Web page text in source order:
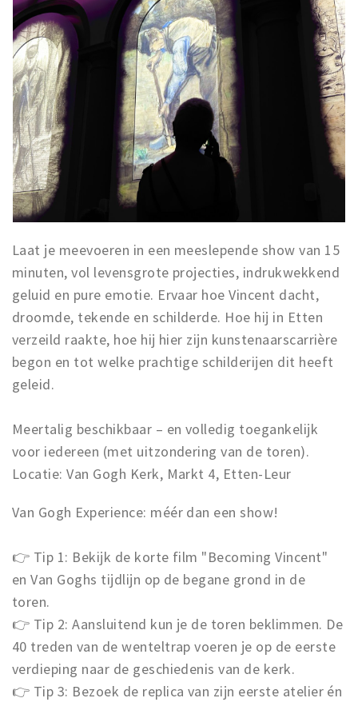
Recreatief
Winkels
Winkelgebieden
Deals
Parkeren
Inloggen
Laat je meevoeren in een meeslepende show van 15
minuten, vol levensgrote projecties, indrukwekkend
geluid en pure emotie. Ervaar hoe Vincent dacht,
droomde, tekende en schilderde. Hoe hij in Etten
verzeild raakte, hoe hij hier zijn kunstenaarscarrière
begon en tot welke prachtige schilderijen dit heeft
geleid.
Meertalig beschikbaar – en volledig toegankelijk
voor iedereen (met uitzondering van de toren).
Locatie: Van Gogh Kerk, Markt 4, Etten-Leur
Van Gogh Experience: méér dan een show!
👉 Tip 1: Bekijk de korte film "Becoming Vincent"
en Van Goghs tijdlijn op de begane grond in de
toren.
👉 Tip 2: Aansluitend kun je de toren beklimmen. De
40 treden van de wenteltrap voeren je op de eerste
verdieping naar de geschiedenis van de kerk.
👉 Tip 3: Bezoek de replica van zijn eerste atelier én